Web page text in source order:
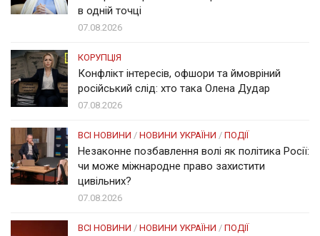
в одній точці
07.08.2026
КОРУПЦІЯ
Конфлікт інтересів, офшори та ймовріний
російський слід: хто така Олена Дудар
07.08.2026
ВСІ НОВИНИ / НОВИНИ УКРАЇНИ / ПОДІЇ
Незаконне позбавлення волі як політика Росії:
чи може міжнародне право захистити
цивільних?
07.08.2026
ВСІ НОВИНИ / НОВИНИ УКРАЇНИ / ПОДІЇ